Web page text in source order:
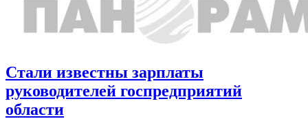
Стали известны зарплаты
руководителей госпредприятий
области